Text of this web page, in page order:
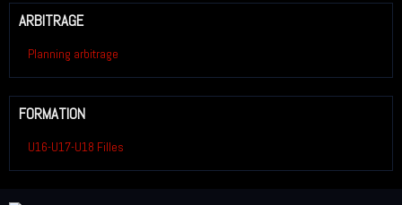
ARBITRAGE
Planning arbitrage
FORMATION
U16-U17-U18 Filles